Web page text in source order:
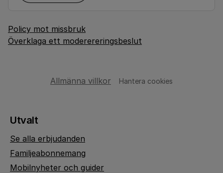
Policy mot missbruk
Överklaga ett moderereringsbeslut
Allmänna villkor Hantera cookies
Utvalt
Se alla erbjudanden
Familjeabonnemang
Mobilnyheter och guider